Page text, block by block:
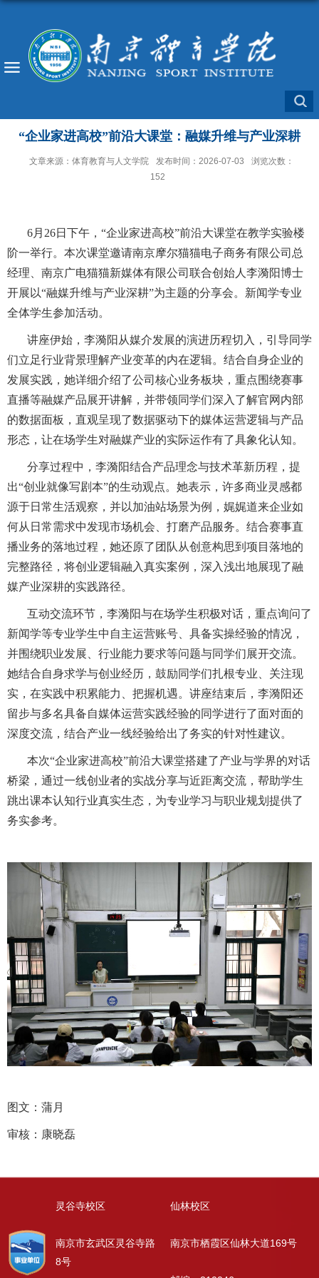
“企业家进高校”前沿大课堂：融媒升维与产业深耕
文章来源：体育教育与人文学院 发布时间：2026-07-03
浏览次数：
152
6月 26日下午，“企业家进高校”前沿大课堂在教学实验楼
阶一举行。 本次课堂邀请南京摩尔猫猫电子商务有限公司总
经理、南京广电猫猫新媒体有限公司联合创始人李漪阳博士
开展 以“融媒升维与产业深耕”为主题的分享会。新闻学专业
全体学生参加活动。
讲座伊始，李漪阳从媒介发展的演进历程切入，引导同学
们立足行业背景理解产业变革的内在逻辑。结合自身企业的
发展实践，她详细介绍了公司核心业务板块，重点围绕赛事
直播等融媒产品展开讲解，并带领同学们深入了解官网内部
的数据面板，直观呈现了数据驱动下的媒体运营逻辑与产品
形态，让在场学生对融媒产业的实际运作有了具象化认知。
分享过程中，李漪阳结合产品理念与技术革新历程，提
出“创业就像写剧本”的生动观点。她表示，许多商业灵感都
源于日常生活观察，并以加油站场景为例，娓娓道来企业如
何从日常需求中发现市场机会、打磨产品服务。结合赛事直
播业务的落地过程，她还原了团队从创意构思到项目落地的
完整路径，将创业逻辑融入真实案例，深入浅出地展现了融
媒产业深耕的实践路径。
互动交流环节，李漪阳与在场学生积极对话，重点询问了
新闻学等专业学生中自主运营账号、具备实操经验的情况，
并围绕职业发展、行业能力要求等问题与同学们展开交流。
她结合自身求学与创业经历，鼓励同学们扎根专业、关注现
实，在实践中积累能力、把握机遇。讲座结束后，李漪阳还
留步与多名具备自媒体运营实践经验的同学进行了面对面的
深度交流，结合产业一线经验给出了务实的针对性建议。
本次“企业家进高校”前沿大课堂搭建了产业与学界的对话
桥梁，通过一线创业者的实战分享与近距离交流，帮助学生
跳出课本认知行业真实生态，为专业学习与职业规划提供了
务实参考。
图文：蒲月
审核：康晓磊
灵谷寺校区
南京市玄武区灵谷寺路
8号
仙林校区
南京市栖霞区仙林大道169号